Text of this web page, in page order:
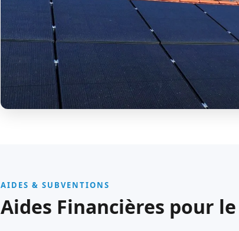
AIDES & SUBVENTIONS
Aides Financières pour